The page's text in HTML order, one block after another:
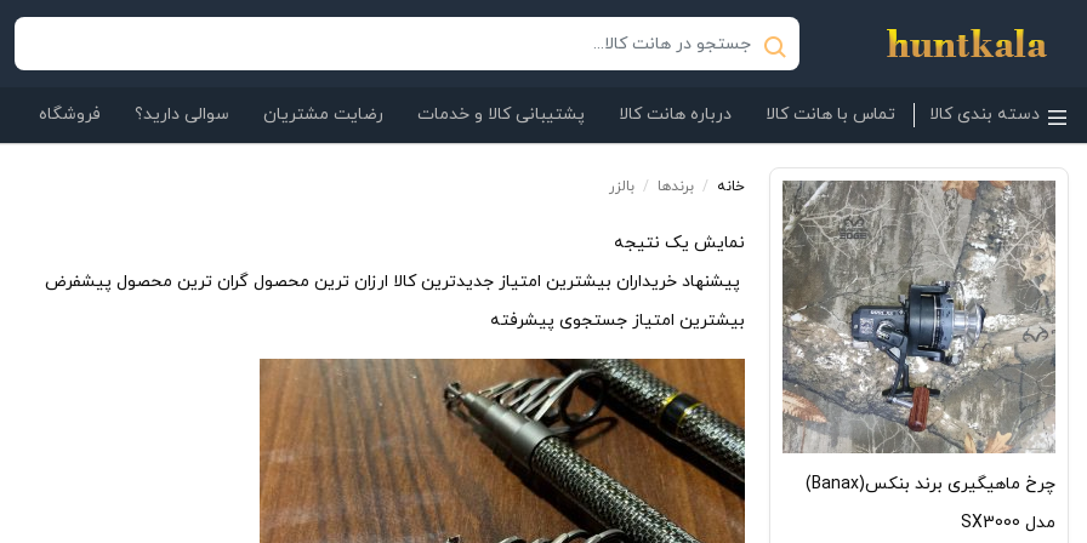
دسته بندی کالا تماس با هانت کالا درباره هانت کالا پشتیبانی کالا و خدمات رضایت مشتریان سوالی دارید؟ فروشگاه
چرخ ماهیگیری برند بنکس(Banax)
مدل SX3000
خانه / برندها / بالزر
نمایش یک نتیجه
پیشنهاد خریداران بیشترین امتیاز جدیدترین کالا ارزان ترین محصول گران ترین محصول پیشفرض
بیشترین امتیاز جستجوی پیشرفته